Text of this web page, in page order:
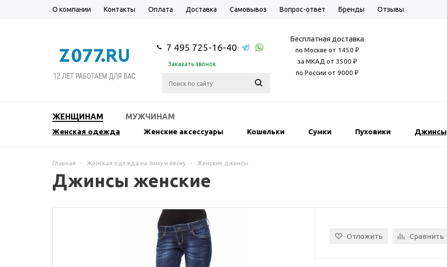
О компании Контакты Оплата Доставка Самовывоз Вопрос-ответ Бренды Отзывы
7 495 725-16-40
Заказать звонок
Бесплатная доставка
по Москве от 1450 ₽
за МКАД от 3500 ₽
по России от 9000 ₽
ЖЕНЩИНАМ МУЖЧИНАМ
Женская одежда Женские аксессуары Кошельки Сумки Пуховики Джинсы
Главная - Женская одежда на зиму и весну - Женские джинсы
Джинсы женские
Отложить Сравнить